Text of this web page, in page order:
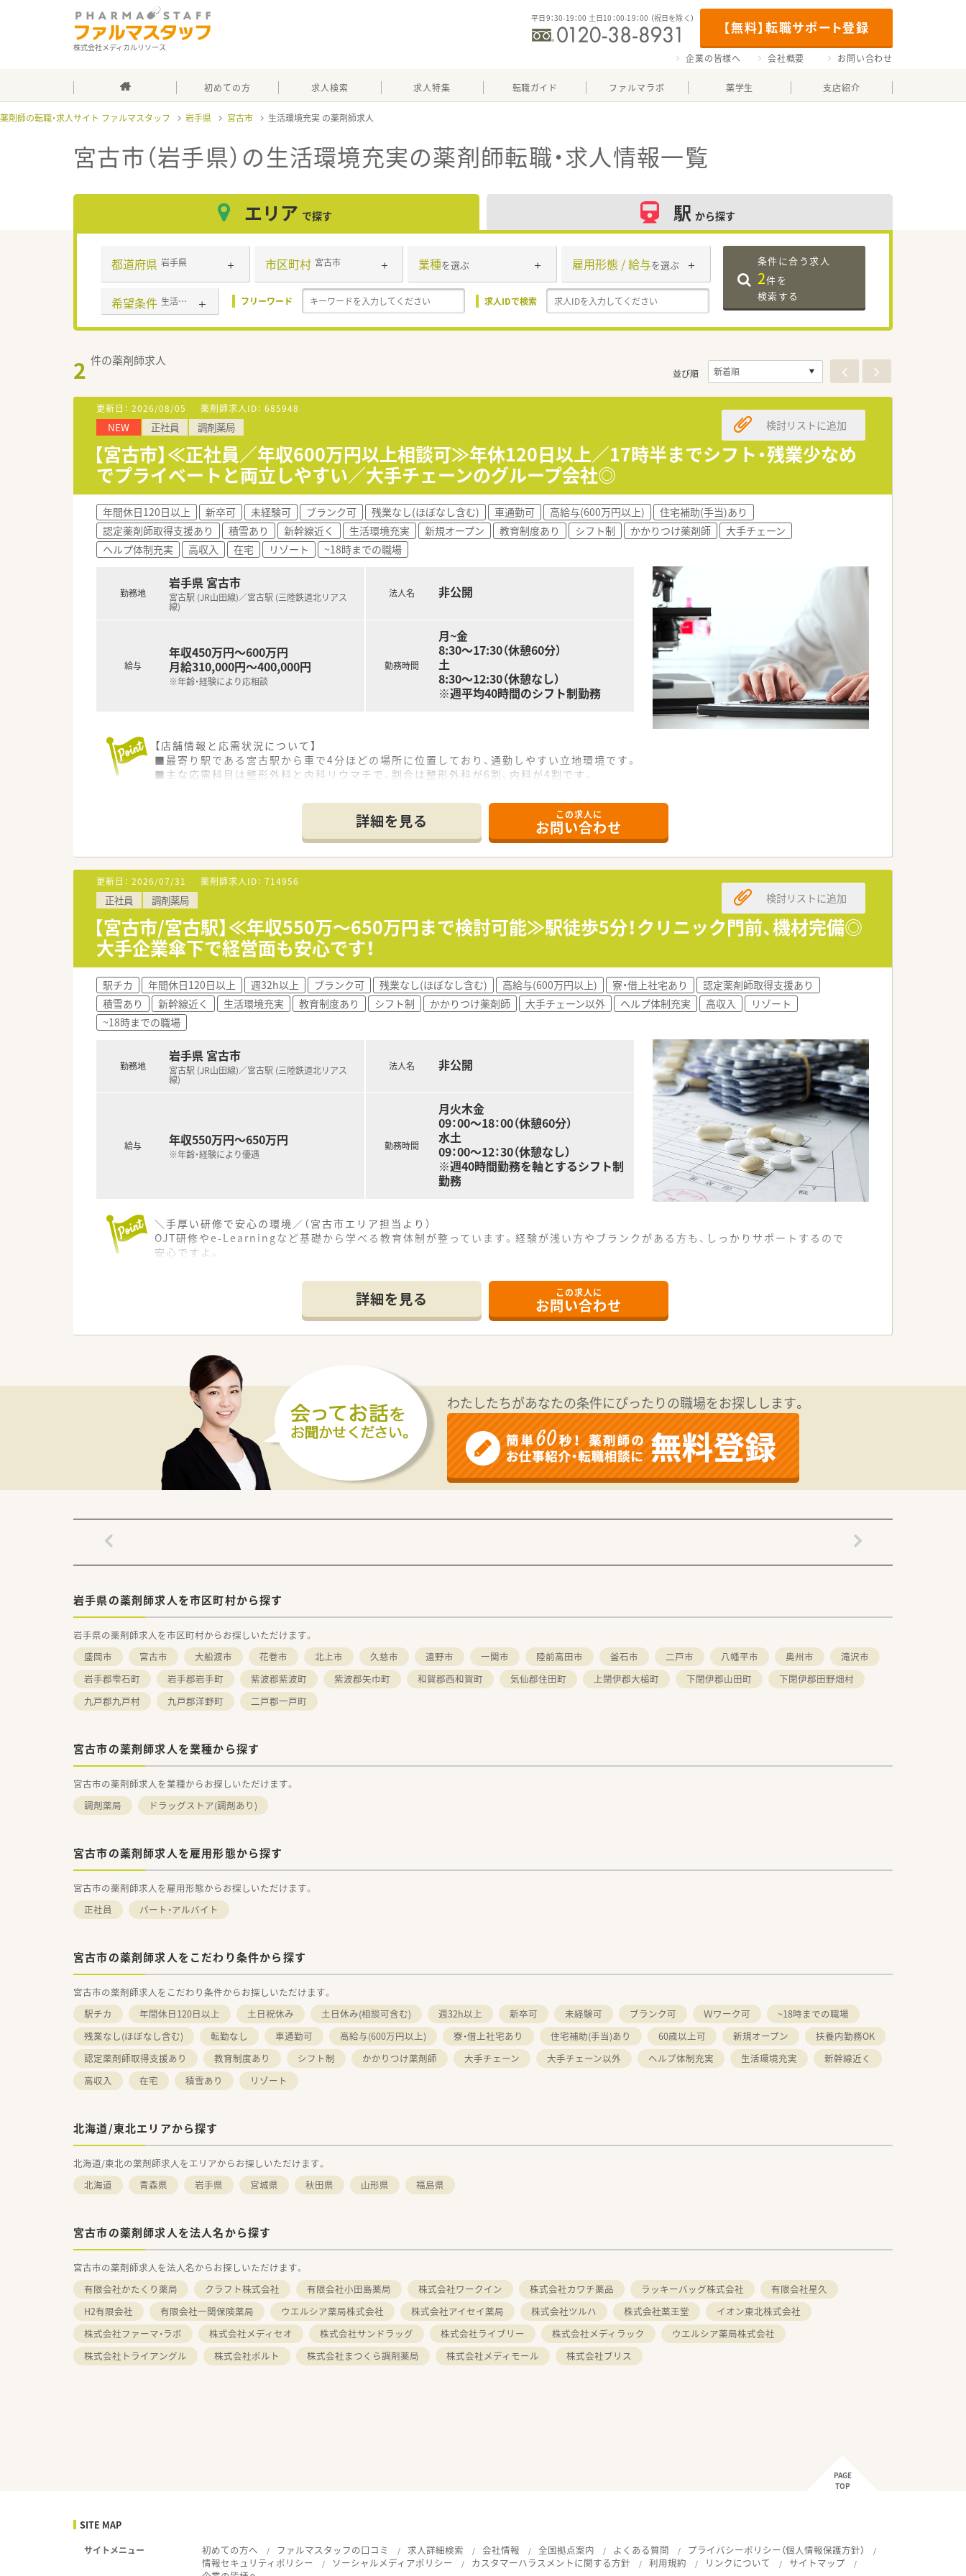
株式会社メディカルリソース
【無料】転職サポート登録
平日9：30-19：00 土日10：00-19：00 （祝日を除く）
企業の皆様へ 会社概要 お問い合わせ
初めての方 求人検索 求人特集 転職ガイド ファルマラボ 薬学生 支店紹介
薬剤師の転職・求人サイト ファルマスタッフ 岩手県 宮古市 生活環境充実
宮古市（岩手県）の生活環境充実の薬剤師転職・求人情報一覧
エリア で探す 駅 から探す
都道府県 岩手県 市区町村 宮古市 業種を選ぶ 雇用形態 / 給与を選ぶ
希望条件 生活環境充実 フリーワード 求人IDで検索
条件に合う求人
2件を
検索する
2 件の薬剤師求人
並び順
更新日： 2026/08/05 薬剤師求人ID： 685948
NEW 正社員 調剤薬局
【宮古市】≪正社員／年収600万円以上相談可≫年休120日以上／17時半までシフト・残業少なめ
でプライベートと両立しやすい／大手チェーンのグループ会社◎
検討リストに追加
年間休日120日以上 新卒可 未経験可 ブランク可 残業なし(ほぼなし含む) 車通勤可 高給与(600万円以上)
住宅補助(手当)あり
認定薬剤師取得支援あり
積雪あり 新幹線近く 生活環境充実 新規オープン 教育制度あり シフト制 かかりつけ薬剤師
大手チェーン
ヘルプ体制充実
高収入 在宅 リゾート ~18時までの職場
勤務地
岩手県 宮古市
宮古駅 (JR山田線)／宮古駅 (三陸鉄道北リアス
線)
給与
年収450万円～600万円
月給310,000円～400,000円
※年齢・経験により応相談
法人名 非公開
勤務時間
月~金
8:30～17:30（休憩60分）
土
8:30～12:30（休憩なし）
※週平均40時間のシフト制勤務
【店舗情報と応需状況について】
■最寄り駅である宮古駅から車で4分ほどの場所に位置しており、通勤しやすい立地環境です。
■主な応需科目は整形外科と内科リウマチで、割合は整形外科が6割、内科が4割です。
■全国に400店舗以上を展開し、東北地方だけでも40店舗以上を運営する大手法人のグループ会社の薬局です。
■東証プライム上場企業である東邦ホールディングスのグループ会社であり、安定した経営基盤を誇ります。
■専門・認定薬剤師の資格取得を支援する手当が充実しており、専門性を高めたい方が活躍中です。
【こんな方にオススメ】
■年間休日120日以上、残業も非常に少ないため、ワークライフバランスを重視する方におすすめです。
■東証プライム上場企業のグループ会社なので、安定した経営基盤のもとで長く働きたい方に最適です。
■転居を伴う異動がないため、地域に根ざしてじっくりと患者様と向き合いたい方におすすめです。
詳細を見る この求人に
お問い合わせ
更新日： 2026/07/31 薬剤師求人ID： 714956
正社員 調剤薬局
【宮古市/宮古駅】≪年収550万～650万円まで検討可能≫駅徒歩5分！クリニック門前、機材完備◎
大手企業傘下で経営面も安心です！
検討リストに追加
駅チカ 年間休日120日以上 週32h以上 ブランク可 残業なし(ほぼなし含む) 高給与(600万円以上) 寮・借上社宅あり
認定薬剤師取得支援あり
積雪あり
新幹線近く 生活環境充実 教育制度あり シフト制 かかりつけ薬剤師 大手チェーン以外 ヘルプ体制充実 高収入
リゾート
~18時までの職場
勤務地
岩手県 宮古市
宮古駅 (JR山田線)／宮古駅 (三陸鉄道北リアス
線)
給与 年収550万円～650万円
※年齢・経験により優遇
法人名 非公開
勤務時間
月火木金
09：00～18：00（休憩60分）
水土
09：00～12：30（休憩なし）
※週40時間勤務を軸とするシフト制
勤務
＼手厚い研修で安心の環境／（宮古市エリア担当より）
OJT研修やe-Learningなど基礎から学べる教育体制が整っています。経験が浅い方やブランクがある方も、しっかりサポートするので
安心ですよ。
■宮古駅から徒歩5分と通勤に便利な立地で、脳神経外科の処方箋を専門的に応需しています。
■1日あたり約70枚の処方箋を受け付けており、専門性の高い知識をじっくりと身につけることが可能です。
■常勤薬剤師と派遣薬剤師、さらに事務スタッフ3名が協力し合い、一人ひとりの負担を抑えて業務に励んでいます。
【法人特徴について】
■患者様とのふれあいや思いやりを何よりも大切にし、地域に密着した温かみのある薬局運営を行っています。
■地域の皆様が明るく元気に過ごせるよう、最も身近な健康アドバイザーとしてあり続けることを目指しています。
■日々の業務において笑顔での挨拶や周囲への感謝の気持ちを忘れず、薬局の存在意義を常に追求する企業です。
【勤務実態について】
■月平均の残業時間は5.6時間と非常に少なく、18時までの勤務がメインのためワークライフバランスが充実します。
■水曜日と土曜日は12時半までの半日営業となっており、午後の時間を自身のプライベートに有効活用できます。
■2021年度の実績では平均有給休暇取得日数が10日となっており、お休みをしっかりと確保できる職場環境です。
詳細を見る この求人に
お問い合わせ
わたしたちがあなたの条件にぴったりの職場をお探しします。
岩手県の薬剤師求人を市区町村から探す
岩手県の薬剤師求人を市区町村からお探しいただけます。
盛岡市
宮古市 大船渡市 花巻市 北上市 久慈市 遠野市 一関市 陸前高田市 釜石市 二戸市 八幡平市 奥州市
滝沢市
岩手郡雫石町
岩手郡岩手町 紫波郡紫波町 紫波郡矢巾町 和賀郡西和賀町 気仙郡住田町 上閉伊郡大槌町 下閉伊郡山田町
下閉伊郡田野畑村
九戸郡九戸村
九戸郡洋野町 二戸郡一戸町
宮古市の薬剤師求人を業種から探す
宮古市の薬剤師求人を業種からお探しいただけます。
調剤薬局
ドラッグストア(調剤あり)
宮古市の薬剤師求人を雇用形態から探す
宮古市の薬剤師求人を雇用形態からお探しいただけます。
正社員
パート・アルバイト
宮古市の薬剤師求人をこだわり条件から探す
宮古市の薬剤師求人をこだわり条件からお探しいただけます。
駅チカ
年間休日120日以上 土日祝休み 土日休み(相談可含む) 週32h以上 新卒可 未経験可 ブランク可 Ｗワーク可
~18時までの職場
残業なし(ほぼなし含む)
転勤なし 車通勤可 高給与(600万円以上) 寮・借上社宅あり 住宅補助(手当)あり 60歳以上可 新規オープン
扶養内勤務OK
認定薬剤師取得支援あり
教育制度あり シフト制 かかりつけ薬剤師 大手チェーン 大手チェーン以外 ヘルプ体制充実 生活環境充実
新幹線近く
高収入
在宅 積雪あり リゾート
北海道/東北エリアから探す
北海道/東北の薬剤師求人をエリアからお探しいただけます。
北海道
青森県 岩手県 宮城県 秋田県 山形県 福島県
宮古市の薬剤師求人を法人名から探す
宮古市の薬剤師求人を法人名からお探しいただけます。
有限会社かたくり薬局
クラフト株式会社 有限会社小田島薬局 株式会社ワークイン 株式会社カワチ薬品 ラッキーバッグ株式会社
有限会社星久
H2有限会社
有限会社一関保険薬局 ウエルシア薬局株式会社 株式会社アイセイ薬局 株式会社ツルハ 株式会社薬王堂
イオン東北株式会社
株式会社ファーマ・ラボ
株式会社メディセオ 株式会社サンドラッグ 株式会社ライブリー 株式会社メディラック
ウエルシア薬局株式会社
株式会社トライアングル
株式会社ポルト 株式会社まつくら調剤薬局 株式会社メディモール 株式会社ブリス
PAGE
TOP
SITE MAP
サイトメニュー 初めての方へ ファルマスタッフの口コミ 求人詳細検索 会社情報 全国拠点案内 よくある質問
プライバシーポリシー（個人情報保護方針）
情報セキュリティポリシー
ソーシャルメディアポリシー カスタマーハラスメントに関する方針 利用規約 リンクについて
サイトマップ